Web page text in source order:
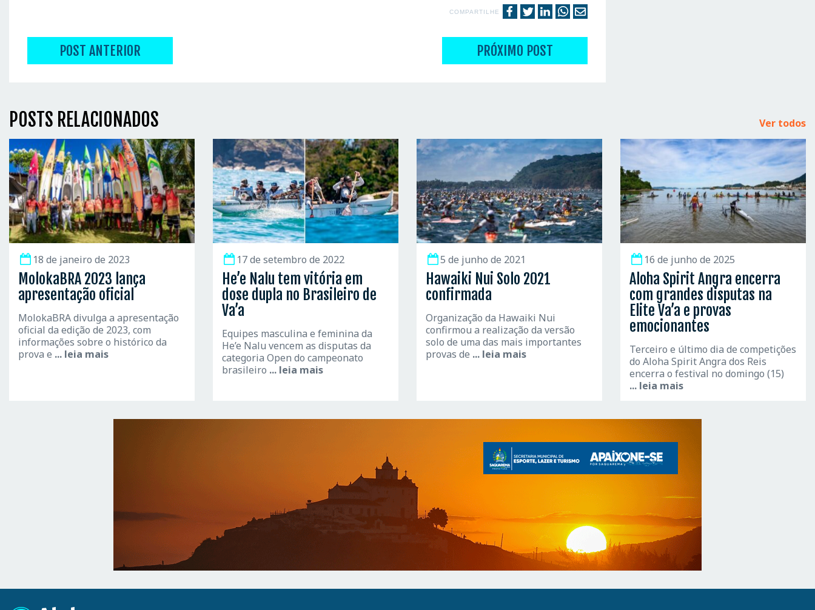
COMPARTILHE
POST ANTERIOR PRÓXIMO POST
POSTS RELACIONADOS Ver todos
18 de janeiro de 2023
MolokaBRA 2023 lança
apresentação oficial
MolokaBRA divulga a apresentação
oficial da edição de 2023, com
informações sobre o histórico da
prova e ... leia mais
17 de setembro de 2022
He’e Nalu tem vitória em
dose dupla no Brasileiro de
Va’a
Equipes masculina e feminina da
He’e Nalu vencem as disputas da
categoria Open do campeonato
brasileiro ... leia mais
5 de junho de 2021
Hawaiki Nui Solo 2021
confirmada
Organização da Hawaiki Nui
confirmou a realização da versão
solo de uma das mais importantes
provas de ... leia mais
16 de junho de 2025
Aloha Spirit Angra encerra
com grandes disputas na
Elite Va’a e provas
emocionantes
Terceiro e último dia de competições
do Aloha Spirit Angra dos Reis
encerra o festival no domingo (15)
... leia mais